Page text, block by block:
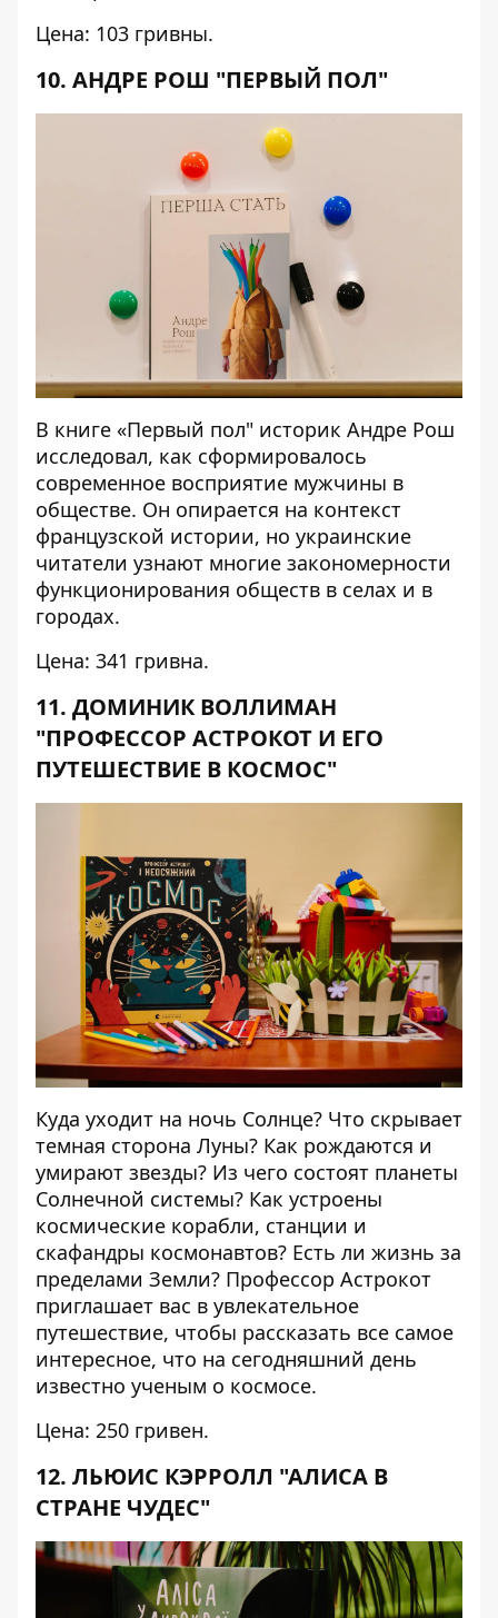
Цена: 103 гривны.
10. АНДРЕ РОШ "ПЕРВЫЙ ПОЛ"
В книге «Первый пол" историк Андре Рош
исследовал, как сформировалось
современное восприятие мужчины в
обществе. Он опирается на контекст
французской истории, но украинские
читатели узнают многие закономерности
функционирования обществ в селах и в
городах.
Цена: 341 гривна.
11. ДОМИНИК ВОЛЛИМАН
"ПРОФЕССОР АСТРОКОТ И ЕГО
ПУТЕШЕСТВИЕ В КОСМОС"
Куда уходит на ночь Солнце? Что скрывает
темная сторона Луны? Как рождаются и
умирают звезды? Из чего состоят планеты
Солнечной системы? Как устроены
космические корабли, станции и
скафандры космонавтов? Есть ли жизнь за
пределами Земли? Профессор Астрокот
приглашает вас в увлекательное
путешествие, чтобы рассказать все самое
интересное, что на сегодняшний день
известно ученым о космосе.
Цена: 250 гривен.
12. ЛЬЮИС КЭРРОЛЛ "АЛИСА В
СТРАНЕ ЧУДЕС"